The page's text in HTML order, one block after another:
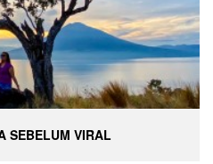
SEBELUM VIRAL